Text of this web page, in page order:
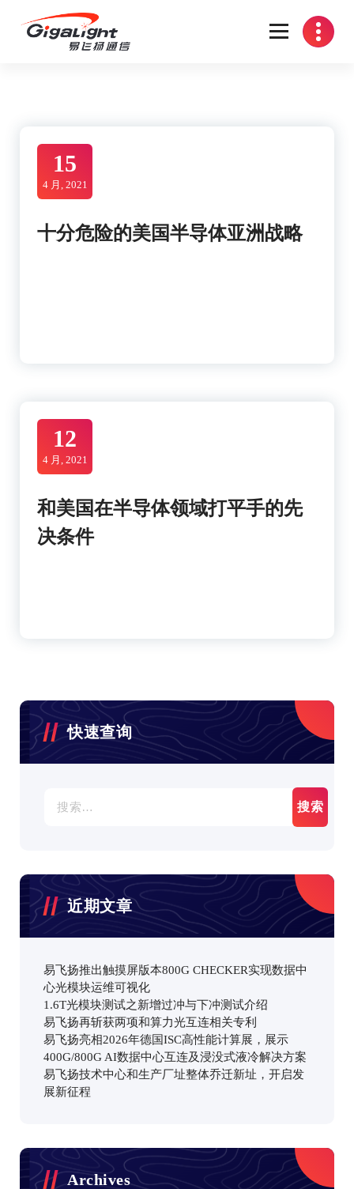
15
4 月, 2021
十分危险的美国半导体亚洲战略
12
4 月, 2021
和美国在半导体领域打平手的先
决条件
快速查询
索：
近期文章
易飞扬推出触摸屏版本800G CHECKER实现数据中
心光模块运维可视化
1.6T光模块测试之新增过冲与下冲测试介绍
易飞扬再斩获两项和算力光互连相关专利
易飞扬亮相2026年德国ISC高性能计算展，展示
400G/800G AI数据中心互连及浸没式液冷解决方案
易飞扬技术中心和生产厂址整体乔迁新址，开启发
展新征程
Archives